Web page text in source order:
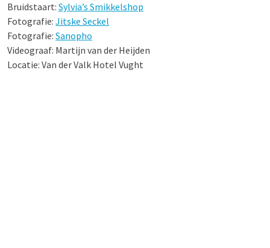
Bruidstaart: Sylvia’s Smikkelshop
Fotografie: Jitske Seckel
Fotografie: Sanopho
Videograaf: Martijn van der Heijden
Locatie: Van der Valk Hotel Vught